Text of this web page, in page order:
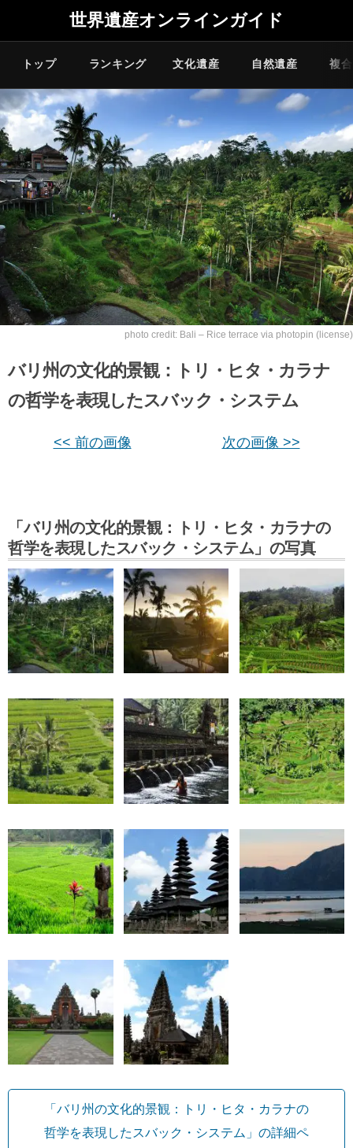
世界遺産オンラインガイド
トップ ランキング 文化遺産 自然遺産 複
photo credit: Bali – Rice terrace via photopin (license)
バリ州の文化的景観：トリ・ヒタ・カラナ
の哲学を表現したスバック・システム
<< 前の画像 次の画像 >>
「バリ州の文化的景観：トリ・ヒタ・カラナの
哲学を表現したスバック・システム」の写真
「バリ州の文化的景観：トリ・ヒタ・カラナの
哲学を表現したスバック・システム」の詳細ペ